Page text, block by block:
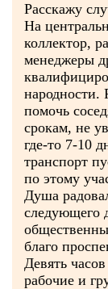
Расскажу
На
коллектор,
менеджеры
народности.
помочь
срокам, не
где-то 7-10
транспорт
по этому
Душа
следующего
благо
Девять
рабочие и